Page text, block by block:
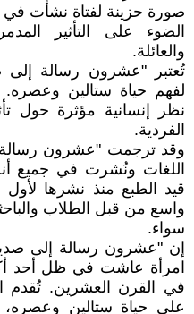
صورة حزينة لفتاة نشأت
الضوء على التأثير
والعائلة.
تُعتبر "عشرون رسالة إلى
لفهم حياة ستالين
نظر إنسانية مؤثرة حول
الفردية.
وقد ترجمت "عشرون
اللغات ونُشرت في جميع
قيد الطبع منذ نشرها
واسع من قبل الطلاب
سواء.
إن "عشرون رسالة إلى
امرأة عاشت في ظل أحد
في القرن العشرين. تُقدم
على حياة ستالين وعصره،